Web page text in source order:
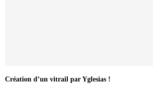
Création d’un vitrail par Yglesias !